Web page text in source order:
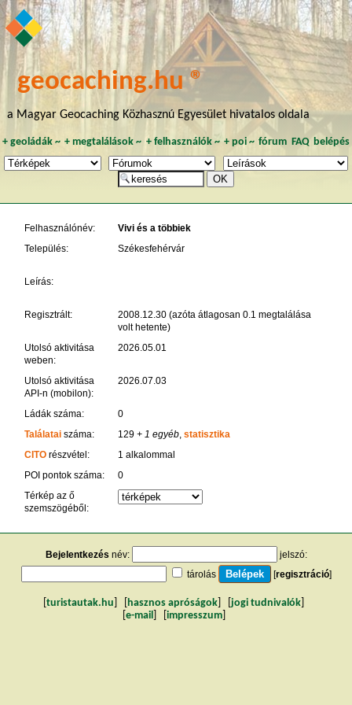
geocaching.hu ®
a Magyar Geocaching Közhasznú Egyesület hivatalos oldala
+ geoládák~ +megtalálások ~ + felhasználók~ + poi~ fórum FAQ belépés
Felhasználónév:
Vivi és a többiek
Település:
Székesfehérvár
Leírás:
Regisztrált:
2008.12.30 (azóta átlagosan 0.1 megtalálása
volt hetente)
Utolsó aktivitása
weben:
2026.05.01
Utolsó aktivitása
API-n (mobilon):
2026.07.03
Ládák száma:
0
Találataiszáma: 129+ 1 egyéb, statisztika
CITOrészvétel:
1 alkalommal
POI pontok száma:
0
Térkép az ő
szemszögéből:
Bejelentkezés név:
jelszó:
tárolás
[regisztráció]
turistautak.hu hasznos apróságok jogi tudnivalók
e-mail impresszum]